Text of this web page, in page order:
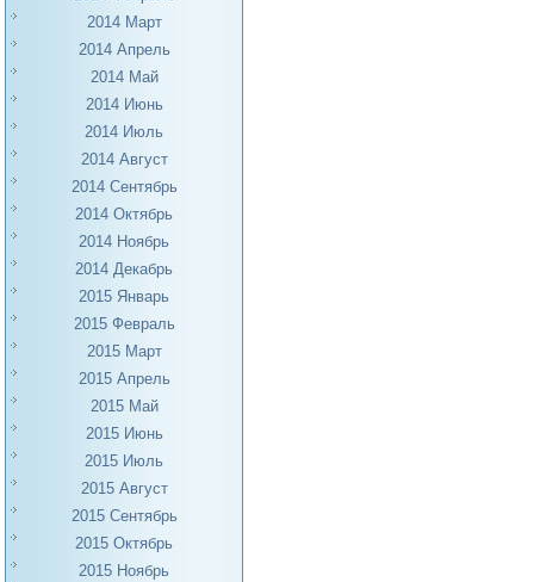
2014 Март
2014 Апрель
2014 Май
2014 Июнь
2014 Июль
2014 Август
2014 Сентябрь
2014 Октябрь
2014 Ноябрь
2014 Декабрь
2015 Январь
2015 Февраль
2015 Март
2015 Апрель
2015 Май
2015 Июнь
2015 Июль
2015 Август
2015 Сентябрь
2015 Октябрь
2015 Ноябрь